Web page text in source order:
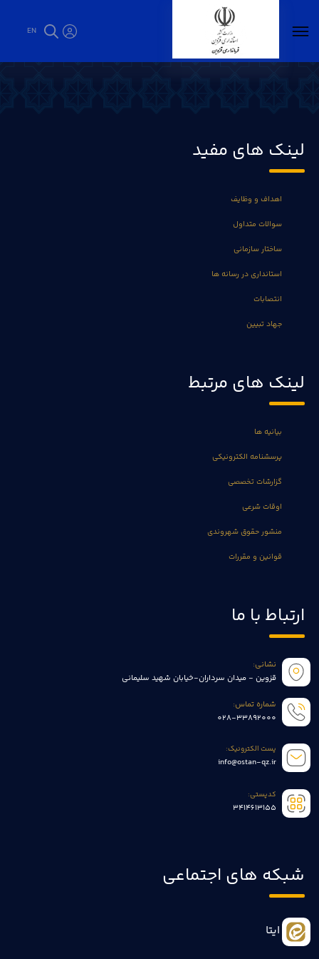
EN
لینک های مفید
اهداف و وظایف
سوالات متداول
ساختار سازمانی
استانداری در رسانه ها
انتصابات
جهاد تبیین
لینک های مرتبط
بیانیه ها
پرسشنامه الکترونیکی
گزارشات تخصصی
اوقات شرعی
منشور حقوق شهروندی
قوانین و مقررات
ارتباط با ما
نشانی:
قزوین - میدان سرداران-خیابان شهید سلیمانی
شماره تماس:
028-33892000
پست الکترونیک:
info@ostan-qz.ir
کدپستی:
3414613155
شبکه های اجتماعی
ایتا